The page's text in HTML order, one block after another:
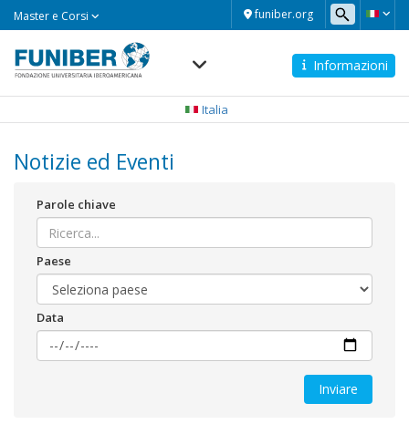
funiber.org
Master e Corsi
Informazioni
Italia
Notizie ed Eventi
Parole chiave
Paese
Data